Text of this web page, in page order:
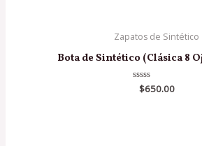
Zapatos de Sintético
Bota de Sintético (Clásica 8
Valorado
en
$650.00